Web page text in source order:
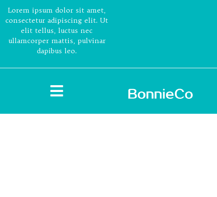
Lorem ipsum dolor sit amet,
consectetur adipiscing elit. Ut
elit tellus, luctus nec
ullamcorper mattis, pulvinar
dapibus leo.